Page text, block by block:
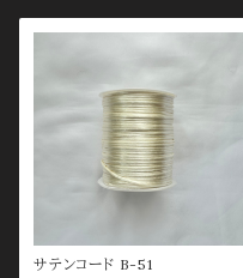
サテンコード B-51